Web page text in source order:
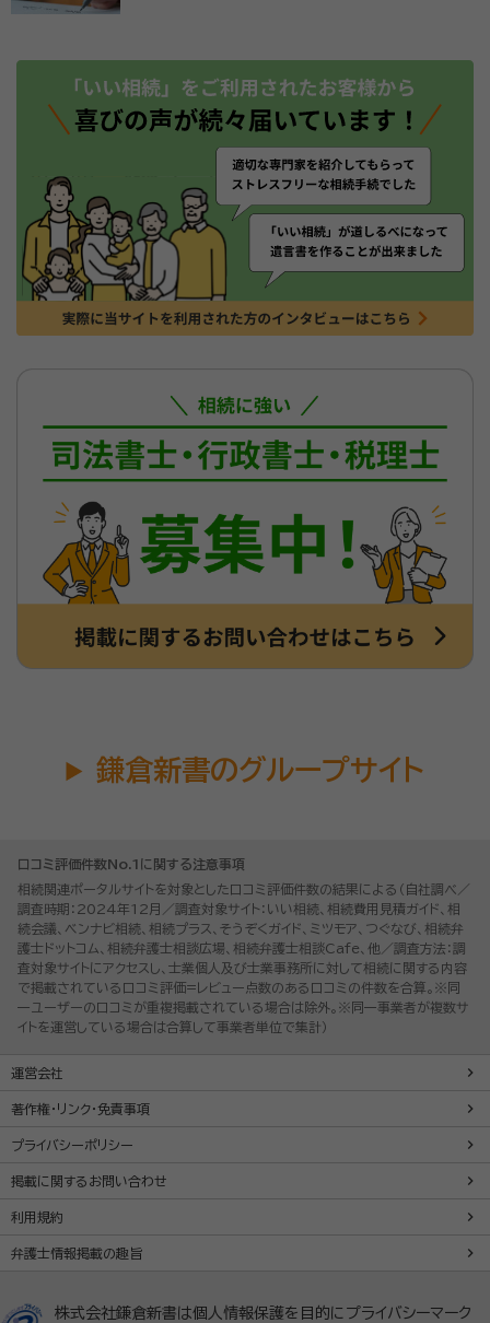
鎌倉新書のグループサイト
口コミ評価件数No.1に関する注意事項
相続関連ポータルサイトを対象とした口コミ評価件数の結果による（自社調べ／
調査時期：2024年12月／調査対象サイト：いい相続、相続費用見積ガイド、相
続会議、ベンナビ相続、相続プラス、そうぞくガイド、ミツモア、つぐなび、相続弁
護士ドットコム、相続弁護士相談広場、相続弁護士相談Cafe、他／調査方法：調
査対象サイトにアクセスし、士業個人及び士業事務所に対して相続に関する内容
で掲載されている口コミ評価=レビュー点数のある口コミの件数を合算。※同
一ユーザーの口コミが重複掲載されている場合は除外。※同一事業者が複数サ
イトを運営している場合は合算して事業者単位で集計）
運営会社
著作権・リンク・免責事項
プライバシーポリシー
掲載に関するお問い合わせ
利用規約
弁護士情報掲載の趣旨
株式会社鎌倉新書は個人情報保護を目的にプライバシーマーク